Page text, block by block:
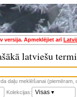
versija. Apmeklējiet arī
latviešu
daļu meklēšanai (piemēram,
Kolekcijas: Visas ▾